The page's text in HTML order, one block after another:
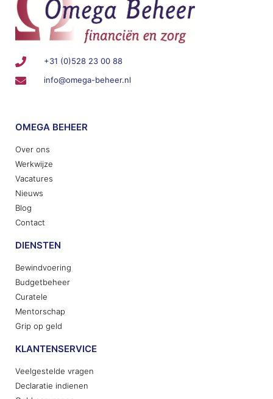
+31 (0)528 23 00 88
info@omega-beheer.nl
OMEGA BEHEER
Over ons
Werkwijze
Vacatures
Nieuws
Blog
Contact
DIENSTEN
Bewindvoering
Budgetbeheer
Curatele
Mentorschap
Grip op geld
KLANTENSERVICE
Veelgestelde vragen
Declaratie indienen